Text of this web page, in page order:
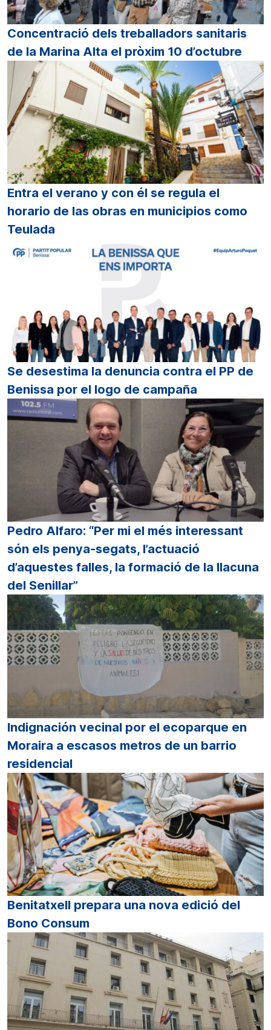
Concentració dels treballadors sanitaris
de la Marina Alta el pròxim 10 d’octubre
Entra el verano y con él se regula el
horario de las obras en municipios como
Teulada
Se desestima la denuncia contra el PP de
Benissa por el logo de campaña
Pedro Alfaro: “Per mi el més interessant
són els penya-segats, l’actuació
d’aquestes falles, la formació de la llacuna
del Senillar”
Indignación vecinal por el ecoparque en
Moraira a escasos metros de un barrio
residencial
Benitatxell prepara una nova edició del
Bono Consum